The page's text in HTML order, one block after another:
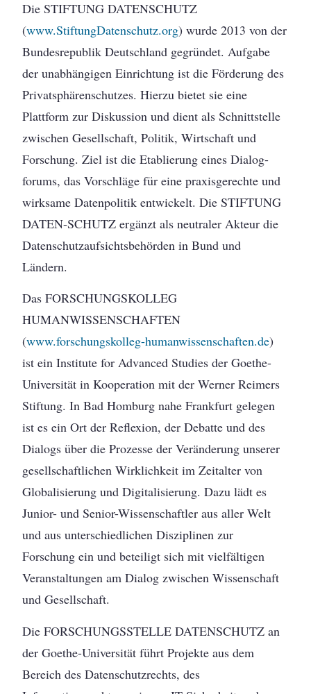
Die STIFTUNG DATENSCHUTZ
(www.StiftungDatenschutz.org) wurde 2013 von der
Bundesrepublik Deutschland gegründet. Aufgabe
der unabhängigen Einrichtung ist die Förderung des
Privatsphärenschutzes. Hierzu bietet sie eine
Plattform zur Diskussion und dient als Schnittstelle
zwischen Gesellschaft, Politik, Wirtschaft und
Forschung. Ziel ist die Etablierung eines Dialog-
forums, das Vorschläge für eine praxisgerechte und
wirksame Datenpolitik entwickelt. Die STIFTUNG
DATEN-SCHUTZ ergänzt als neutraler Akteur die
Datenschutzaufsichtsbehörden in Bund und
Ländern.
Das FORSCHUNGSKOLLEG
HUMANWISSENSCHAFTEN
(www.forschungskolleg-humanwissenschaften.de)
ist ein Institute for Advanced Studies der Goethe-
Universität in Kooperation mit der Werner Reimers
Stiftung. In Bad Homburg nahe Frankfurt gelegen
ist es ein Ort der Reflexion, der Debatte und des
Dialogs über die Prozesse der Veränderung unserer
gesellschaftlichen Wirklichkeit im Zeitalter von
Globalisierung und Digitalisierung. Dazu lädt es
Junior- und Senior-Wissenschaftler aus aller Welt
und aus unterschiedlichen Disziplinen zur
Forschung ein und beteiligt sich mit vielfältigen
Veranstaltungen am Dialog zwischen Wissenschaft
und Gesellschaft.
Die FORSCHUNGSSTELLE DATENSCHUTZ an
der Goethe-Universität führt Projekte aus dem
Bereich des Datenschutzrechts, des